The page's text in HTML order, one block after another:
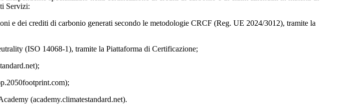
Servizi:
e dei crediti di carbonio generati secondo le metodologie CRCF (Reg. UE 2024/3012), tramite la
(ISO 14068-1), tramite la Piattaforma di Certificazione;
(academy.climatestandard.net).